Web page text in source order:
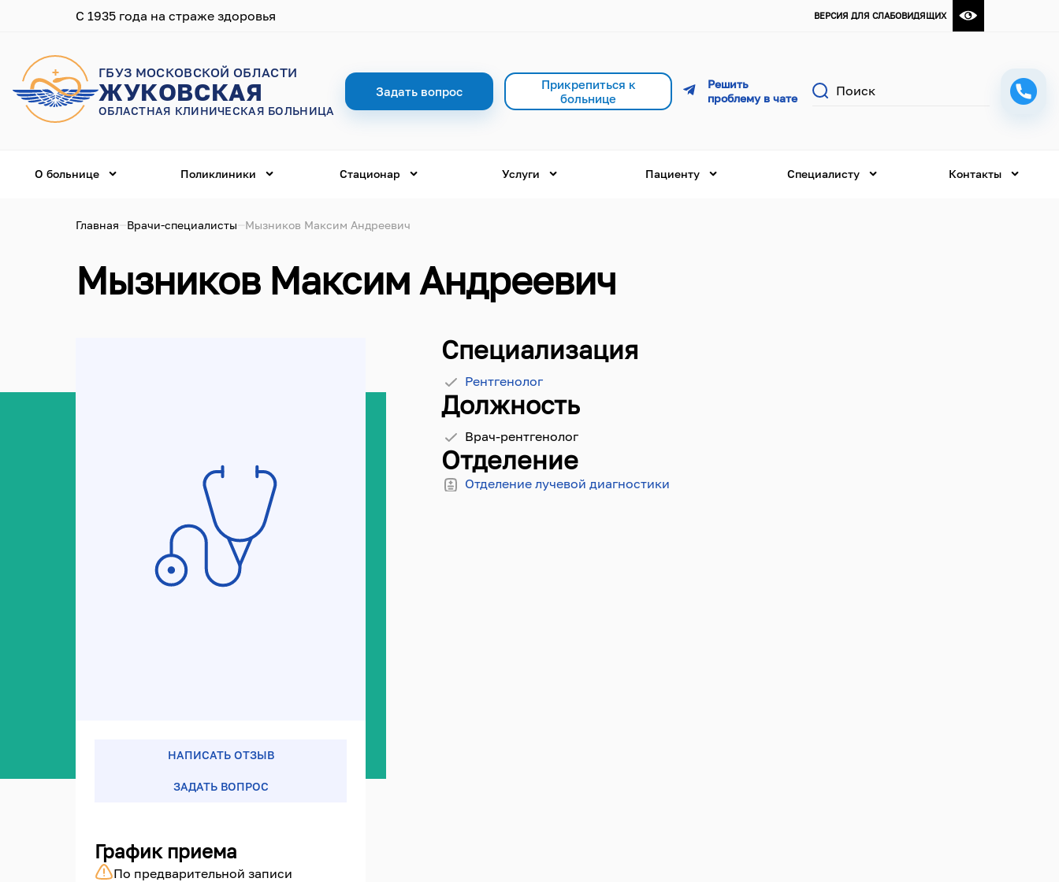
С 1935 года на страже здоровья ВЕРСИЯ ДЛЯ СЛАБОВИДЯЩИХ
ГБУЗ МОСКОВСКОЙ ОБЛАСТИ
ЖУКОВСКАЯ
ОБЛАСТНАЯ КЛИНИЧЕСКАЯ БОЛЬНИЦА
Задать вопрос
Прикрепиться к
больнице
Поиск
О больнице Поликлиники Стационар Услуги Пациенту Специалисту Контакты
Главная Врачи-специалисты Мызников Максим Андреевич
Мызников Максим Андреевич
НАПИСАТЬ ОТЗЫВ
ЗАДАТЬ ВОПРОС
График приема
По предварительной записи
Специализация
Рентгенолог
Должность
Врач-рентгенолог
Отделение
Отделение лучевой диагностики